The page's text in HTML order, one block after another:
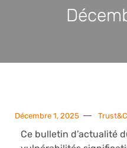
Décembre 1, 2025
Ce bulletin d’actualité